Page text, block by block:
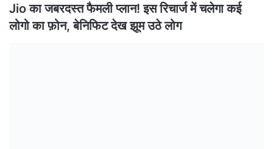
Jio का जबरदस्त फैमली प्लान! इस रिचार्ज में चलेगा कई
लोगो का फ़ोन, बेनिफिट देख झूम उठे लोग